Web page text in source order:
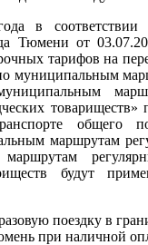
в соответствии
Тюмени от
тарифов на
муниципальным
товариществ»
общего
маршрутам
будут
поездку в
при наличной